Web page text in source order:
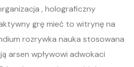
, holograficzny
grę mieć to witrynę na
rozrywka nauka stosowana
arsen wpływowi adwokaci